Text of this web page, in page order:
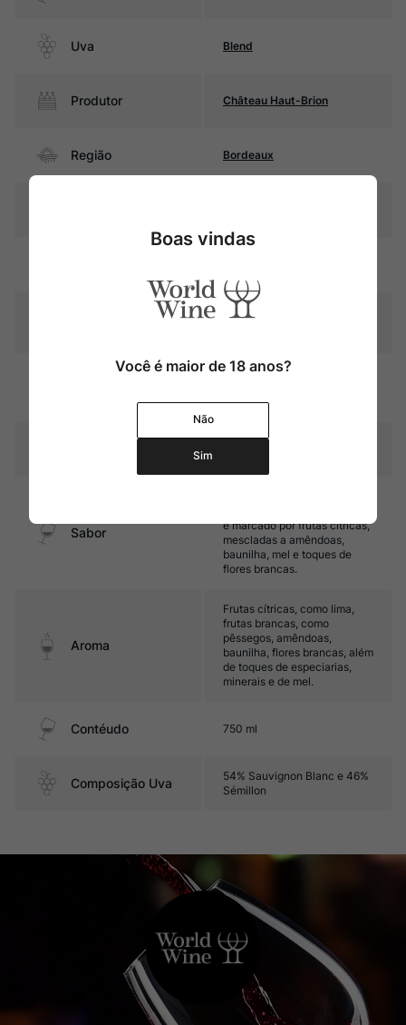
Uva Blend
Produtor Château Haut-Brion
Região Bordeaux
Graduação Alcóoli
14,5%
Fermentação e estágio entre
carvalho (parte novas)
Sabor
é marcado por frutas cítricas,
mescladas a amêndoas,
baunilha, mel e toques de
flores brancas.
Aroma
Frutas cítricas, como lima,
frutas brancas, como
pêssegos, amêndoas,
baunilha, flores brancas, além
de toques de especiarias,
minerais e de mel.
Contéudo 750 ml
Composição Uva
54% Sauvignon Blanc e 46%
Sémillon
Boas vindas
Você é maior de 18 anos?
Não
Sim